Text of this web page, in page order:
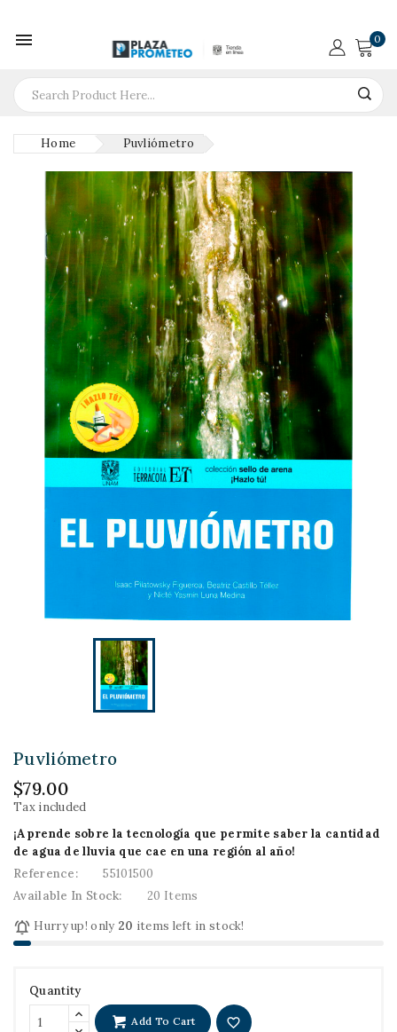
 0
Home Puvliómetro
Puvliómetro
$79.00
Tax included
¡Aprende sobre la tecnología que permite saber la cantidad
de agua de lluvia que cae en una región al año!
Reference:
55101500
Available In Stock:
20 Items
 Hurry up! only 20 items left in stock!
Quantity
Add To Cart favorite_border